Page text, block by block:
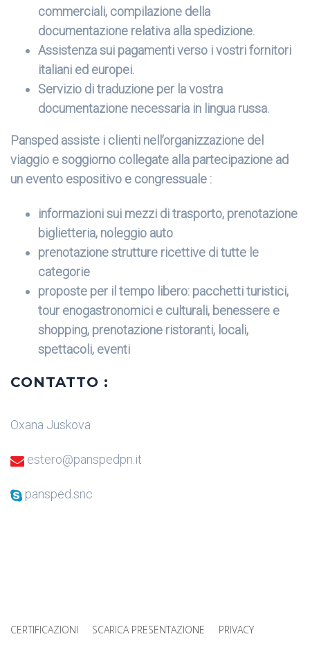
commerciali, compilazione della
documentazione relativa alla spedizione.
Assistenza sui pagamenti verso i vostri fornitori
italiani ed europei.
Servizio di traduzione per la vostra
documentazione necessaria in lingua russa.
Pansped assiste i clienti nell’organizzazione del
viaggio e soggiorno collegate alla partecipazione ad
un evento espositivo e congressuale :
informazioni sui mezzi di trasporto, prenotazione
biglietteria, noleggio auto
prenotazione strutture ricettive di tutte le
categorie
proposte per il tempo libero: pacchetti turistici,
tour enogastronomici e culturali, benessere e
shopping, prenotazione ristoranti, locali,
spettacoli, eventi
CONTATTO :
Oxana Juskova
estero@panspedpn.it
pansped.snc
CERTIFICAZIONI SCARICA PRESENTAZIONE PRIVACY